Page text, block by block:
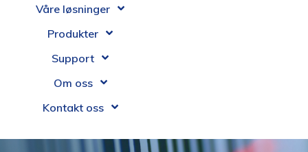
Våre løsninger
Produkter
Support
Om oss
Kontakt oss